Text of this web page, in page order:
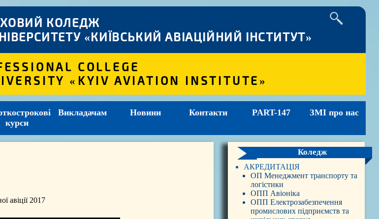
КОЛЕДЖ
«КИЇВСЬКИЙ АВІАЦІЙНИЙ ІНСТИТУТ»
COLLEGE
«KYIV AVIATION INSTITUTE»
курси
Викладачам Новини Контакти PART-147 ЗМІ про нас
авіції 2017
Коледж
АКРЕДИТАЦІЯ
ОП Менеджмент транспорту та
логістики
ОПП Авіоніка
ОПП Електрозабезпечення
промислових підприємств та